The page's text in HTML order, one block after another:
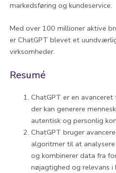
markedsføring og kundeservice.
Med over 100 millioner aktive
er ChatGPT blevet et
virksomheder.
Resumé
ChatGPT er en
der kan generere
autentisk og personlig
ChatGPT bruger
algoritmer til at
og kombinerer data fra
nøjagtighed og relevans i